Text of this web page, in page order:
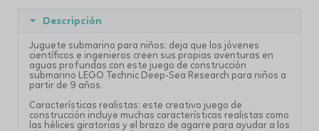
Descripción
Juguete submarino para niños: deja que los jóvenes
científicos e ingenieros creen sus propias aventuras en
aguas profundas con este juego de construcción
submarino LEGO Technic Deep-Sea Research para niños a
partir de 9 años.
Características realistas: este creativo juego de
construcción incluye muchas características realistas como
las hélices giratorias y el brazo de agarre para ayudar a los